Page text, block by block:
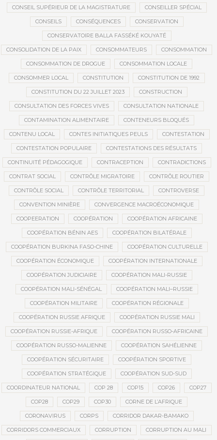
CONSEIL SUPÉRIEUR DE LA MAGISTRATURE CONSEILLER SPÉCIAL
CONSEILS CONSÉQUENCES CONSERVATION
CONSERVATOIRE BALLA FASSÉKÉ KOUYATÉ
CONSOLIDATION DE LA PAIX CONSOMMATEURS CONSOMMATION
CONSOMMATION DE DROGUE CONSOMMATION LOCALE
CONSOMMER LOCAL CONSTITUTION CONSTITUTION DE 1992
CONSTITUTION DU 22 JUILLET 2023 CONSTRUCTION
CONSULTATION DES FORCES VIVES CONSULTATION NATIONALE
CONTAMINATION ALIMENTAIRE CONTENEURS BLOQUÉS
CONTENU LOCAL CONTES INITIATIQUES PEULS CONTESTATION
CONTESTATION POPULAIRE CONTESTATIONS DES RÉSULTATS
CONTINUITÉ PÉDAGOGIQUE CONTRACEPTION CONTRADICTIONS
CONTRAT SOCIAL CONTRÔLE MIGRATOIRE CONTRÔLE ROUTIER
CONTRÔLE SOCIAL CONTRÔLE TERRITORIAL CONTROVERSE
CONVENTION MINIÈRE CONVERGENCE MACROÉCONOMIQUE
COOPEERATION COOPÉRATION COOPÉRATION AFRICAINE
COOPÉRATION BÉNIN AES COOPÉRATION BILATÉRALE
COOPÉRATION BURKINA FASO-CHINE COOPÉRATION CULTURELLE
COOPÉRATION ÉCONOMIQUE COOPÉRATION INTERNATIONALE
COOPÉRATION JUDICIAIRE COOPÉRATION MALI-RUSSIE
COOPÉRATION MALI-SÉNÉGAL COOPÉRATION MALI–RUSSIE
COOPÉRATION MILITAIRE COOPÉRATION RÉGIONALE
COOPÉRATION RUSSIE AFRIQUE COOPÉRATION RUSSIE MALI
COOPÉRATION RUSSIE-AFRIQUE COOPÉRATION RUSSO-AFRICAINE
COOPÉRATION RUSSO-MALIENNE COOPÉRATION SAHÉLIENNE
COOPÉRATION SÉCURITAIRE COOPÉRATION SPORTIVE
COOPÉRATION STRATÉGIQUE COOPÉRATION SUD-SUD
COORDINATEUR NATIONAL COP 28 COP15 COP26 COP27
COP28 COP29 COP30 CORNE DE L’AFRIQUE
CORONAVIRUS CORPS CORRIDOR DAKAR-BAMAKO
CORRIDORS COMMERCIAUX CORRUPTION CORRUPTION AU MALI